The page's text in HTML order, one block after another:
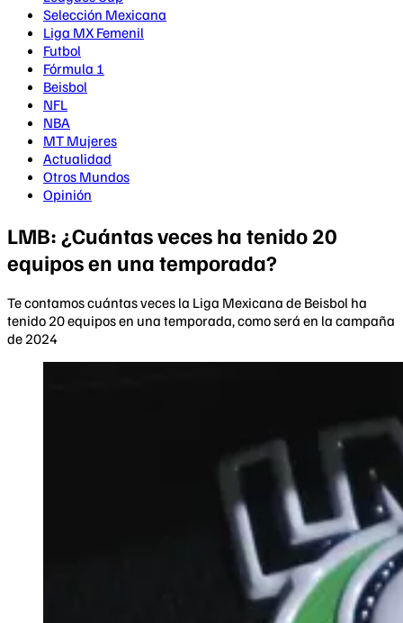
Selección Mexicana
Liga MX Femenil
Futbol
Fórmula 1
Beisbol
NFL
NBA
MT Mujeres
Actualidad
Otros Mundos
Opinión
LMB: ¿Cuántas veces ha tenido 20
equipos en una temporada?
Te contamos cuántas veces la Liga Mexicana de Beisbol ha
tenido 20 equipos en una temporada, como será en la campaña
de 2024